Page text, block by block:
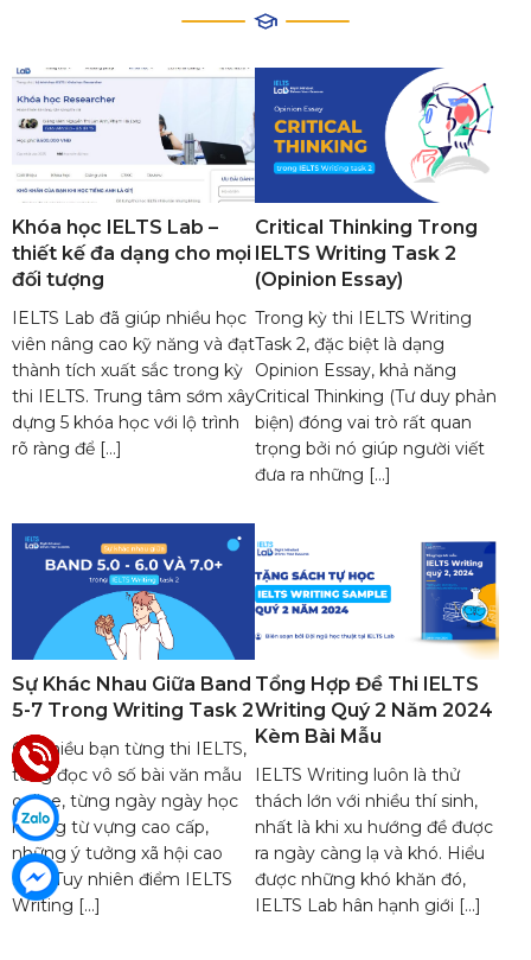
Khóa học IELTS Lab –
thiết kế đa dạng cho mọi
đối tượng
IELTS Lab đã giúp nhiều học
viên nâng cao kỹ năng và đạt
thành tích xuất sắc trong kỳ
thi IELTS. Trung tâm sớm xây
dựng 5 khóa học với lộ trình
rõ ràng để […]
Critical Thinking Trong
IELTS Writing Task 2
(Opinion Essay)
Trong kỳ thi IELTS Writing
Task 2, đặc biệt là dạng
Opinion Essay, khả năng
Critical Thinking (Tư duy phản
biện) đóng vai trò rất quan
trọng bởi nó giúp người viết
đưa ra những […]
Sự Khác Nhau Giữa Band
5-7 Trong Writing Task 2
Có nhiều bạn từng thi IELTS,
từng đọc vô số bài văn mẫu
online, từng ngày ngày học
những từ vựng cao cấp,
những ý tưởng xã hội cao
siêu. Tuy nhiên điểm IELTS
Writing […]
Tổng Hợp Đề Thi IELTS
Writing Quý 2 Năm 2024
Kèm Bài Mẫu
IELTS Writing luôn là thử
thách lớn với nhiều thí sinh,
nhất là khi xu hướng đề được
ra ngày càng lạ và khó. Hiểu
được những khó khăn đó,
IELTS Lab hân hạnh giới […]